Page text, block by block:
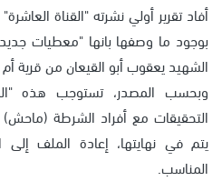
أفاد تقرير أولي نشرته "القناة
بوجود ما وصفها بانها "معطيات
الشهيد يعقوب أبو القيعان من قرية
وبحسب المصدر، تستوجب هذه
التحقيقات مع أفراد الشرطة (ماحش)
يتم في نهايتها، إعادة الملف إلى
المناسب.